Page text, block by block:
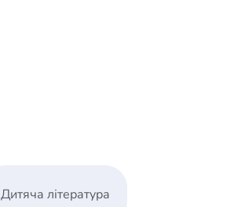
Дитяча література